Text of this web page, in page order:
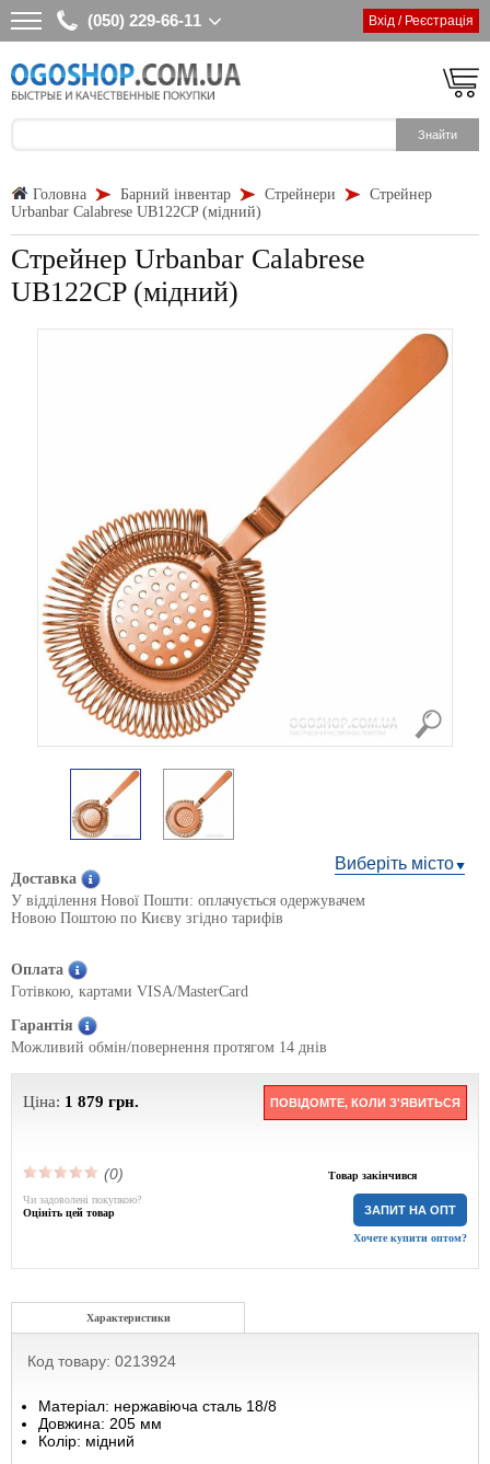
(050) 229-66-11 Вхід / Реєстрація
Головна Барний інвентар Стрейнери
Стрейнер
Urbanbar Calabrese UB122CP (мідний)
Стрейнер Urbanbar Calabrese
UB122CP (мідний)
Виберіть місто
Доставка
У відділення Нової Пошти: оплачується одержувачем
Новою Поштою по Києву згідно тарифів
Оплата
Готівкою, картами VISA/MasterCard
Гарантія
Можливий обмін/повернення протягом 14 днів
Ціна: 1 879 грн. ПОВІДОМТЕ, КОЛИ З'ЯВИТЬСЯ
(0) Товар закінчився
ЗАПИТ НА ОПТ
Хочете купити оптом?
Чи задоволені покупкою?
Оцініть цей товар
Характеристики
Код товару: 0213924
Матеріал: нержавіюча сталь 18/8
Довжина: 205 мм
Колір: мідний